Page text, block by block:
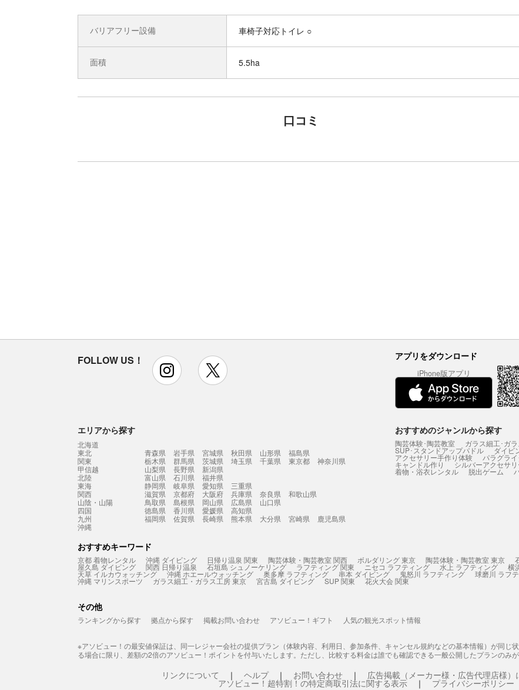
バリアフリー設備 車椅子対応トイレ ○
面積 5.5ha
口コミ
FOLLOW US！ instagram アプリをダウンロード
iPhone版アプリ
エリアから探す
北海道
東北
青森県 岩手県 宮城県 秋田県 山形県
福島県
関東
栃木県 群馬県 茨城県 埼玉県 千葉県 東京都
神奈川県
甲信越
山梨県 長野県
新潟県
北陸
富山県 石川県
福井県
東海
静岡県 岐阜県 愛知県
三重県
関西
滋賀県 京都府 大阪府 兵庫県 奈良県
和歌山県
山陰・山陽
鳥取県 島根県 岡山県 広島県
山口県
四国
徳島県 香川県 愛媛県
高知県
九州
福岡県 佐賀県 長崎県 熊本県 大分県 宮崎県
鹿児島県
沖縄
おすすめのジャンルから探す
陶芸体験･陶芸教室 ガラス細工･ガ
SUP･スタンドアップパドル ダイビ
アクセサリー手作り体験 パラグラ
キャンドル作り シルバーアクセサ
着物・浴衣レンタル 脱出ゲーム
おすすめキーワード
京都 着物レンタル 沖縄 ダイビング 日帰り温泉 関東 陶芸体験・陶芸教室 関西 ボルダリング 東京 陶芸体験・陶芸教室 東京
屋久島 ダイビング 関西 日帰り温泉 石垣島 シュノーケリング ラフティング 関東 ニセコ ラフティング 水上 ラフティング 横
天草 イルカウォッチング 沖縄 ホエールウォッチング 奥多摩 ラフティング 串本 ダイビング 鬼怒川 ラフティング 球磨川 ラフ
沖縄 マリンスポーツ ガラス細工・ガラス工房 東京 宮古島 ダイビング SUP 関東 花火大会 関東
その他
ランキングから探す 拠点から探す 掲載お問い合わせ アソビュー！ギフト 人気の観光スポット情報
※アソビュー！の最安値保証は、同一レジャー会社の提供プラン（体験内容、利用日、参加条件、キャンセル規約などの基本情報）が同じ
る場合に限り、差額の2倍のアソビュー！ポイントを付与いたします。ただし、比較する料金は誰でも確認できる一般公開したプランのみが
リンクについて ヘルプ お問い合わせ 広告掲載（メーカー様・広告代理店様）
アソビュー！超特割！の特定商取引法に関する表示 プライバシーポリシー